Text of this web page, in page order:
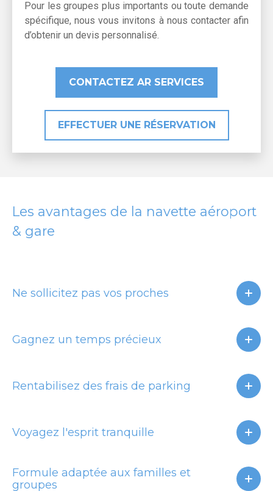
Pour les groupes plus importants ou toute demande
spécifique, nous vous invitons à nous contacter afin
d’obtenir un devis personnalisé.
CONTACTEZ AR SERVICES
EFFECTUER UNE RÉSERVATION
Les avantages de la navette aéroport
& gare
Ne sollicitez pas vos proches
Gagnez un temps précieux
Rentabilisez des frais de parking
Voyagez l'esprit tranquille
Formule adaptée aux familles et
groupes